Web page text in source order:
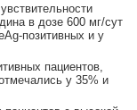
в дозе 600 мг/сут
позитивных и у
пациентов,
у 35% и